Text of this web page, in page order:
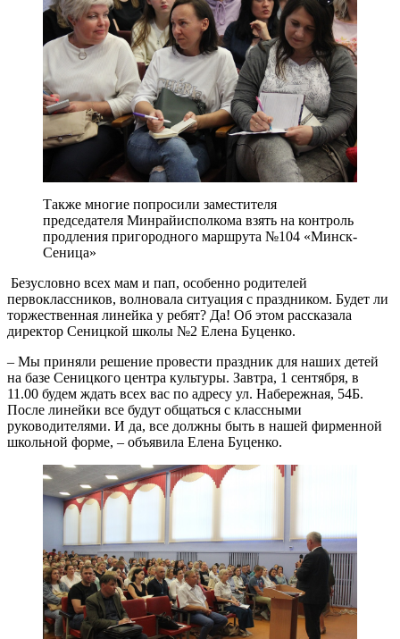
Также многие попросили заместителя
председателя Минрайисполкома взять на контроль
продления пригородного маршрута №104 «Минск-
Сеница»
Безусловно всех мам и пап, особенно родителей
первоклассников, волновала ситуация с праздником. Будет ли
торжественная линейка у ребят? Да! Об этом рассказала
директор Сеницкой школы №2 Елена Буценко.
– Мы приняли решение провести праздник для наших детей
на базе Сеницкого центра культуры. Завтра, 1 сентября, в
11.00 будем ждать всех вас по адресу ул. Набережная, 54Б.
После линейки все будут общаться с классными
руководителями. И да, все должны быть в нашей фирменной
школьной форме, – объявила Елена Буценко.